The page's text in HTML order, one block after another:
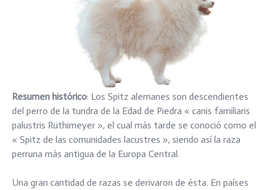
Resumen histórico: Los Spitz alemanes son descendientes
del perro de la tundra de la Edad de Piedra « canis familiaris
palustris Rüthimeyer », el cual más tarde se conoció como el
« Spitz de las comunidades lacustres », siendo así la raza
perruna más antigua de la Europa Central.
Una gran cantidad de razas se derivaron de ésta. En países